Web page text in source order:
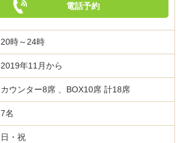
電話予約
20時～24時
2019年11月から
カウンター8席 、BOX10席 計18席
7名
日・祝